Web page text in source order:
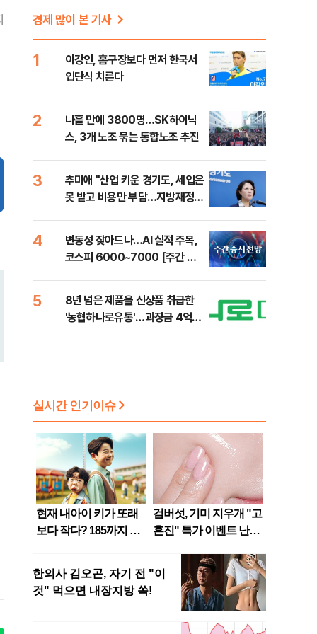
경제 많이 본 기사
1
이강인, 홈구장보다 먼저 한국서
입단식 치른다
2
나흘 만에 3800명…SK하이닉
스, 3개 노조 묶는 통합노조 추진
3
추미애 "산업 키운 경기도, 세입은
못 받고 비용만 부담…지방재정
4
변동성 잦아드나…AI 실적 주목,
코스피 6000~7000 [주간 증
5
8년 넘은 제품을 신상품 취급한
'농협하나로유통'…과징금 4억